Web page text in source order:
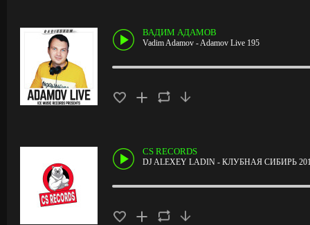
ВАДИМ АДАМОВ
Vadim Adamov - Adamov Live 195
CS RECORDS
DJ ALEXEY LADIN - КЛУБНАЯ СИБИРЬ